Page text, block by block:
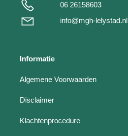
06 26158603
info@mgh-lelystad.nl
Informatie
Algemene Voorwaarden
Disclaimer
Klachtenprocedure